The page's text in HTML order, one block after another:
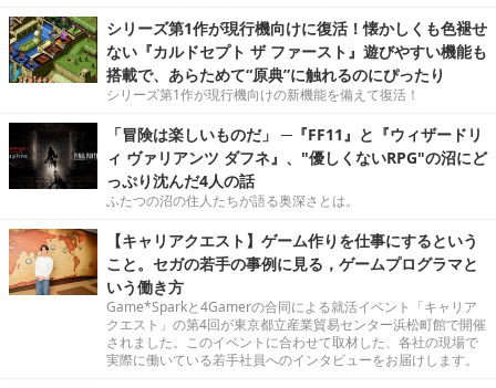
シリーズ第1作が現行機向けに復活！懐かしくも色褪せ
ない『カルドセプト ザ ファースト』遊びやすい機能も
搭載で、あらためて“原典”に触れるのにぴったり
シリーズ第1作が現行機向けの新機能を備えて復活！
「冒険は楽しいものだ」 ─『FF11』と『ウィザードリ
ィ ヴァリアンツ ダフネ』、"優しくないRPG"の沼にど
っぷり沈んだ4人の話
ふたつの沼の住人たちが語る奥深さとは。
【キャリアクエスト】ゲーム作りを仕事にするという
こと。セガの若手の事例に見る，ゲームプログラマと
いう働き方
Game*Sparkと4Gamerの合同による就活イベント「キャリア
クエスト」の第4回が東京都立産業貿易センター浜松町館で開催
されました。このイベントに合わせて取材した、各社の現場で
実際に働いている若手社員へのインタビューをお届けします。